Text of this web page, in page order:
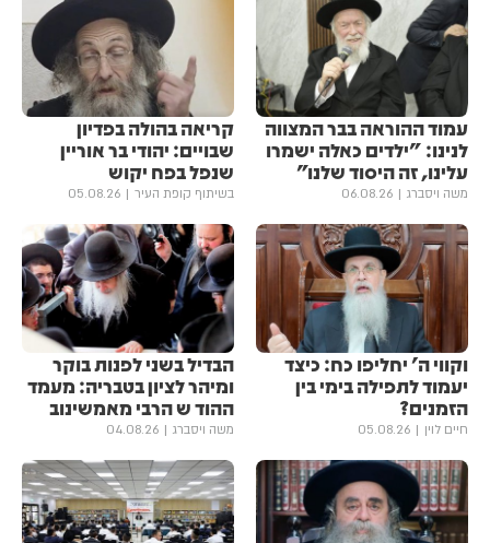
עמוד ההוראה בבר המצווה
לנינו: "ילדים כאלה ישמרו
עלינו, זה היסוד שלנו"
משה ויסברג 06.08.26
קריאה בהולה בפדיון
שבויים: יהודי בר אוריין
שנפל בפח יקוש
בשיתוף קופת העיר 05.08.26
וקווי ה' יחליפו כח: כיצד
יעמוד לתפילה בימי בין
הזמנים?
חיים לוין 05.08.26
הבדיל בשני לפנות בוקר
ומיהר לציון בטבריה: מעמד
ההוד ש הרבי מאמשינוב
משה ויסברג 04.08.26